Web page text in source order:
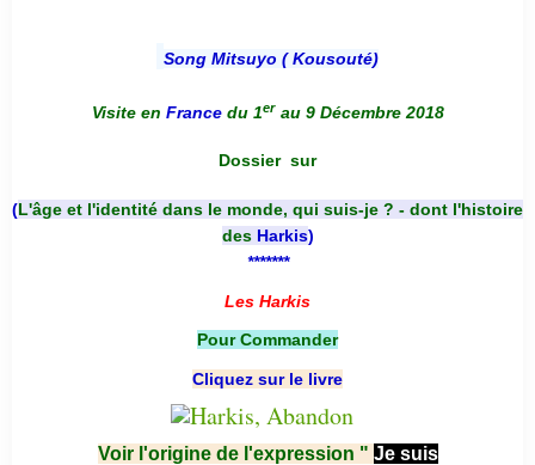
Song Mitsuyo ( Kousouté)
Visite en France du 1er au 9 Décembre 2018
Dossier sur
(L'âge et l'identité dans le monde, qui suis-je ? - dont l'histoire
des Harkis)
*******
Les Harkis
Pour Commander
Cliquez sur le livre
Voir l'origine de l'expression " Je suis